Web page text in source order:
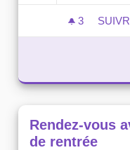
3 3
Rendez-vous
de rentrée